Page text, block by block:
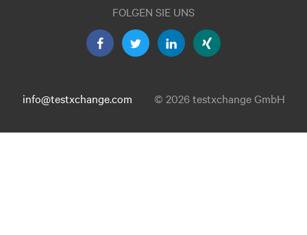
FOLGEN SIE UNS
info@testxchange.com © 2026 testxchange GmbH